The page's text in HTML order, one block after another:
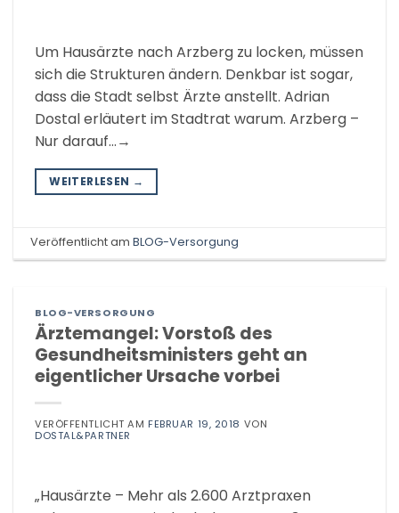
Um Hausärzte nach Arzberg zu locken, müssen
sich die Strukturen ändern. Denkbar ist sogar,
dass die Stadt selbst Ärzte anstellt. Adrian
Dostal erläutert im Stadtrat warum. Arzberg –
Nur darauf…→
WEITERLESEN →
Veröffentlicht amBLOG-Versorgung
BLOG-VERSORGUNG
Ärztemangel: Vorstoß des
Gesundheitsministers geht an
eigentlicher Ursache vorbei
VERÖFFENTLICHT AM FEBRUAR 19, 2018 VON
DOSTAL&PARTNER
„Hausärzte – Mehr als 2.600 Arztpraxen